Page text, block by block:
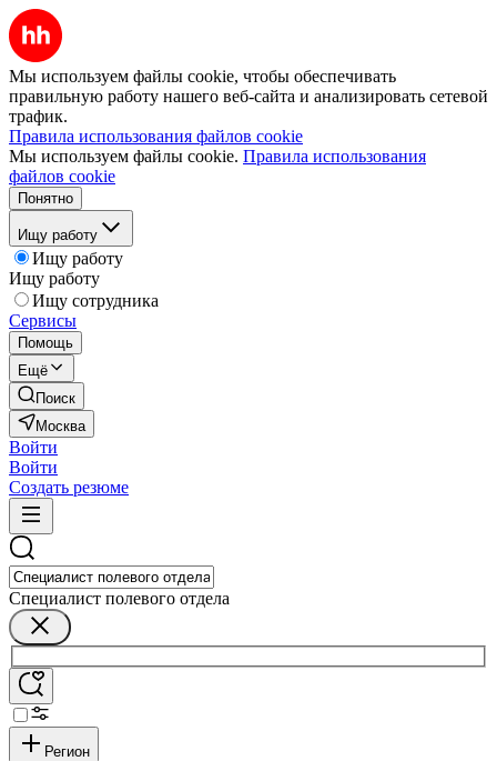
Мы используем файлы cookie, чтобы обеспечивать
правильную работу нашего веб-сайта и анализировать сетевой
трафик.
Правила использования файлов cookie
Мы используем файлы cookie. Правила использования
файлов cookie
Понятно
Ищу работу
Ищу работу
Ищу работу
Ищу сотрудника
Сервисы
Помощь
Ещё
Поиск
Москва
Войти
Войти
Создать резюме
Специалист полевого отдела
Регион